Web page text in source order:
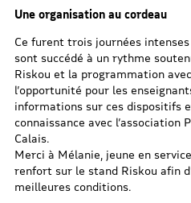
Une organisation au cordeau
Ce furent trois journées intenses
sont succédé à un rythme
Riskou et la programmation
l’opportunité pour les
informations sur ces dispositifs
connaissance avec l’association
Calais.
Merci à Mélanie, jeune en
renfort sur le stand Riskou afin
meilleures conditions.